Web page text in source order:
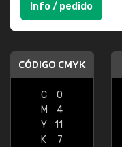
Info / pedido
CÓDIGO CMYK
C
0
M
4
Y
11
K
7